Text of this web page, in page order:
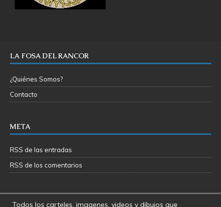
LA FOSA DEL RANCOR
¿Quiénes Somos?
Contacto
META
RSS de las entradas
RSS de los comentarios
Todos los carteles, imagenes, videos y dibujos que